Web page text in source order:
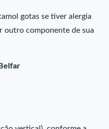
gotas se tiver alergia
outro componente de sua